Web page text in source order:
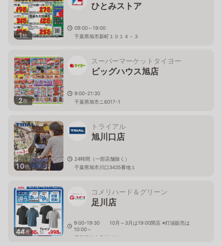
1枚
ひとみストア
09:00～19:00
千葉県旭市新町１０１４－３
2枚
スーパーマーケットタイヨー
ビッグハウス旭店
9:00-21:30
千葉県旭市ニ6017-1
10枚
トライアル
旭川口店
24時間（一部店舗除く）
千葉県旭市川口3435番地１
44枚
コメリハード＆グリーン
足川店
9:00-19:30 10月～3月は19:00閉店 ※灯油販売は
10:00～
千葉県旭市足川4786